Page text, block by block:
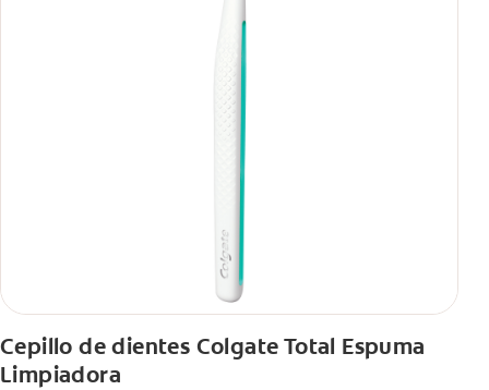
Cepillo de dientes Colgate Total Espuma
Limpiadora